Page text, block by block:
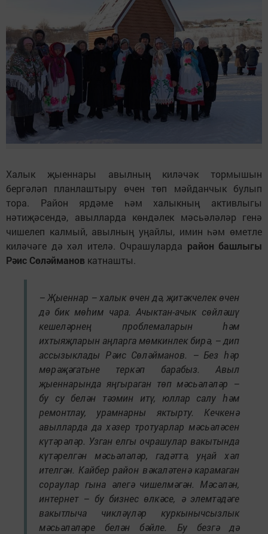
Халык җыеннары авылның киләчәк тормышын
бергәләп планлаштыру өчен төп мәйданчык булып
тора. Район ярдәме һәм халыкның активлыгы
нәтиҗәсендә, авылларда көндәлек мәсьәләләр генә
чишелеп калмый, авылның уңайлы, имин һәм өметле
киләчәге дә хәл ителә. Очрашуларда район башлыгы
Рәис Сөләйманов катнашты.
– Җыеннар – халык өчен дә, җитәкчелек өчен
дә бик мөһим чара. Ачыктан-ачык сөйләшү
кешеләрнең проблемаларын һәм
ихтыяҗларын аңларга мөмкинлек бирә, – дип
ассызыклады Рәис Сөләйманов. – Без һәр
мөрәҗәгатьне теркәп барабыз. Авыл
җыеннарында яңгыраган төп мәсьәләләр –
бу су белән тәэмин итү, юллар салу һәм
ремонтлау, урамнарны яктырту. Кечкенә
авылларда да хәзер тротуарлар мәсьәләсен
күтәрәләр. Узган елгы очрашулар вакытында
күтәрелгән мәсьәләләр, гадәттә, уңай хәл
ителгән. Кайбер район вәкаләтенә карамаган
сораулар гына әлегә чишелмәгән. Мәсәлән,
интернет – бу бизнес өлкәсе, ә элемтәдәге
вакытлыча чикләүләр куркынычсызлык
мәсьәләләре белән бәйле. Бу безгә дә